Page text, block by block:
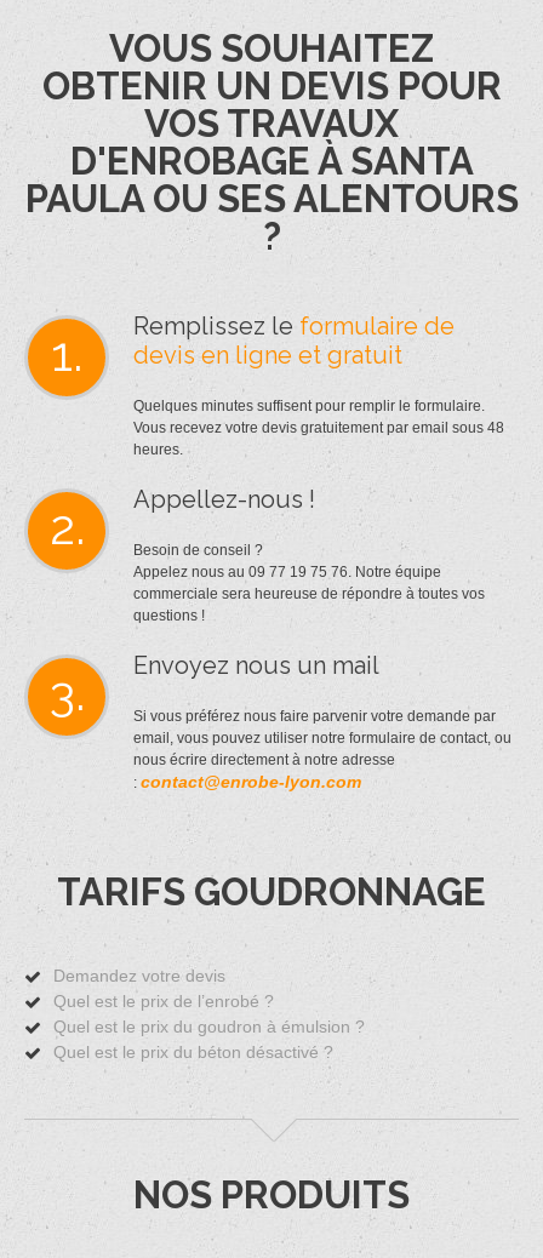
VOUS SOUHAITEZ
OBTENIR UN DEVIS POUR
VOS TRAVAUX
D'ENROBAGE À SANTA
PAULA OU SES ALENTOURS
?
1. Remplissez le formulaire de
devis en ligne et gratuit
Quelques minutes suffisent pour remplir le formulaire.
Vous recevez votre devis gratuitement par email sous 48
heures.
2. Appellez-nous !
Besoin de conseil ?
Appelez nous au 09 77 19 75 76. Notre équipe
commerciale sera heureuse de répondre à toutes vos
questions !
3. Envoyez nous un mail
Si vous préférez nous faire parvenir votre demande par
email, vous pouvez utiliser notre formulaire de contact, ou
nous écrire directement à notre adresse
: contact@enrobe-lyon.com
TARIFS GOUDRONNAGE
Demandez votre devis
Quel est le prix de l’enrobé ?
Quel est le prix du goudron à émulsion ?
Quel est le prix du béton désactivé ?
NOS PRODUITS